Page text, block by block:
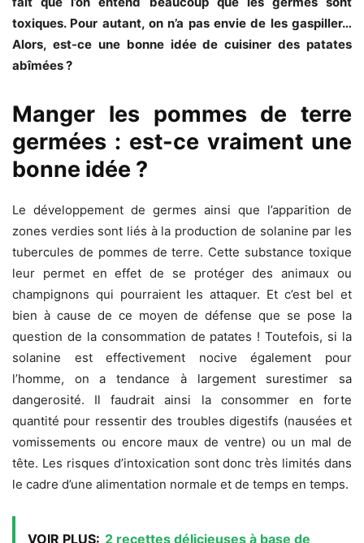
toxiques. Pour autant, on n’a pas envie de les gaspiller…
Alors, est-ce une bonne idée de cuisiner des patates
abîmées ?
Manger les pommes de terre
germées : est-ce vraiment une
bonne idée ?
Le développement de germes ainsi que l’apparition de
zones verdies sont liés à la production de solanine par les
tubercules de pommes de terre. Cette substance toxique
leur permet en effet de se protéger des animaux ou
champignons qui pourraient les attaquer. Et c’est bel et
bien à cause de ce moyen de défense que se pose la
question de la consommation de patates ! Toutefois, si la
solanine est effectivement nocive également pour
l’homme, on a tendance à largement surestimer sa
dangerosité. Il faudrait ainsi la consommer en forte
quantité pour ressentir des troubles digestifs (nausées et
vomissements ou encore maux de ventre) ou un mal de
tête. Les risques d’intoxication sont donc très limités dans
le cadre d’une alimentation normale et de temps en temps.
VOIR PLUS: 2 recettes délicieuses à base de